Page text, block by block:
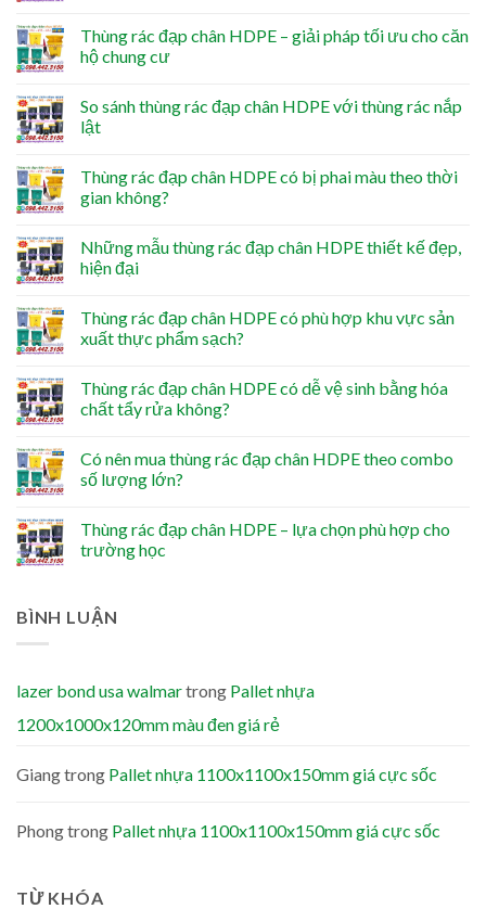
Thùng rác đạp chân HDPE – giải pháp tối ưu cho căn
hộ chung cư
So sánh thùng rác đạp chân HDPE với thùng rác nắp
lật
Thùng rác đạp chân HDPE có bị phai màu theo thời
gian không?
Những mẫu thùng rác đạp chân HDPE thiết kế đẹp,
hiện đại
Thùng rác đạp chân HDPE có phù hợp khu vực sản
xuất thực phẩm sạch?
Thùng rác đạp chân HDPE có dễ vệ sinh bằng hóa
chất tẩy rửa không?
Có nên mua thùng rác đạp chân HDPE theo combo
số lượng lớn?
Thùng rác đạp chân HDPE – lựa chọn phù hợp cho
trường học
BÌNH LUẬN
lazer bond usa walmartrong Pallet nhựa
1200x1000x120mm màu đen giá rẻ
Giangtrong Pallet nhựa 1100x1100x150mm giá cực sốc
Phongtrong Pallet nhựa 1100x1100x150mm giá cực sốc
TỪ KHÓA